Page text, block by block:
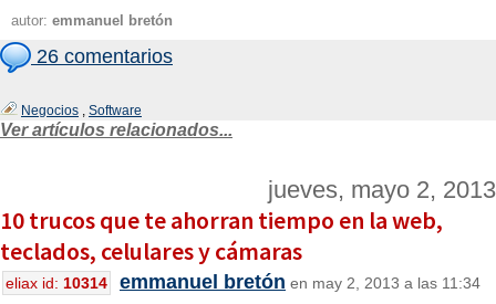
autor: emmanuel bretón
26 comentarios
Negocios , Software
Ver artículos relacionados...
jueves, mayo 2, 2013
10 trucos que te ahorran tiempo en la web,
teclados, celulares y cámaras
eliax id: 10314 emmanuel bretón en may 2, 2013 a las 11:34